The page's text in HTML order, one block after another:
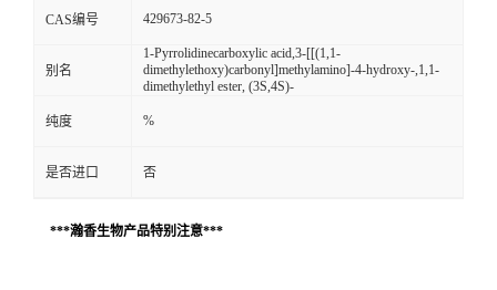
CAS编号 429673-82-5
别名
1-Pyrrolidinecarboxylic acid,3-[[(1,1-
dimethylethoxy)carbonyl]methylamino]-4-hydroxy-,1,1-
dimethylethyl ester, (3S,4S)-
纯度 %
是否进口 否
***瀚香生物产品特别注意***